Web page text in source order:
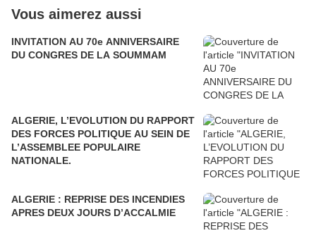
Vous aimerez aussi
INVITATION AU 70e ANNIVERSAIRE
DU CONGRES DE LA SOUMMAM
ALGERIE, L’EVOLUTION DU RAPPORT
DES FORCES POLITIQUE AU SEIN DE
L’ASSEMBLEE POPULAIRE
NATIONALE.
ALGERIE : REPRISE DES INCENDIES
APRES DEUX JOURS D’ACCALMIE